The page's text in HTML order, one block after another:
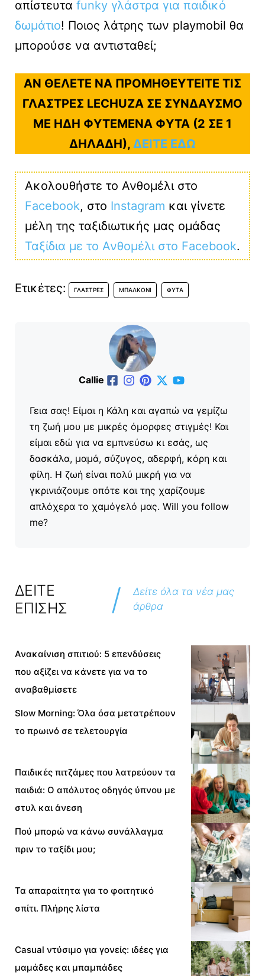
απίστευτα funky γλάστρα για παιδικό
δωμάτιο! Ποιος λάτρης των playmobil θα
μπορούσε να αντισταθεί;
ΑΝ ΘΕΛΕΤΕ ΝΑ ΠΡΟΜΗΘΕΥΤΕΙΤΕ ΤΙΣ
ΓΛΑΣΤΡΕΣ LECHUZA ΣΕ ΣΥΝΔΑΥΣΜΟ
ΜΕ ΗΔΗ ΦΥΤΕΜΕΝΑ ΦΥΤΑ (2 ΣΕ 1
ΔΗΛΑΔΗ), ΔΕΙΤΕ ΕΔΩ
Ακολουθήστε το Ανθομέλι στο
Facebook, στο Instagram και γίνετε
μέλη της ταξιδιωτικής μας ομάδας
Ταξίδια με το Ανθομέλι στο Facebook.
Ετικέτες: ΓΛΆΣΤΡΕΣ ΜΠΑΛΚΌΝΙ ΦΥΤΆ
Callie
Γεια σας! Είμαι η Κάλη και αγαπώ να γεμίζω
τη ζωή μου με μικρές όμορφες στιγμές! Και
είμαι εδώ για να εμπνεύσω κι εσάς, ως
δασκάλα, μαμά, σύζυγος, αδερφή, κόρη και
φίλη. Η ζωή είναι πολύ μικρή για να
γκρινιάζουμε οπότε και της χαρίζουμε
απλόχερα το χαμόγελό μας. Will you follow
me?
ΔΕΙΤΕ
ΕΠΙΣΗΣ
/
Δείτε όλα τα νέα μας
άρθρα
Ανακαίνιση σπιτιού: 5 επενδύσεις
που αξίζει να κάνετε για να το
αναβαθμίσετε
Slow Morning: Όλα όσα μετατρέπουν
το πρωινό σε τελετουργία
Παιδικές πιτζάμες που λατρεύουν τα
παιδιά: Ο απόλυτος οδηγός ύπνου με
στυλ και άνεση
Πού μπορώ να κάνω συνάλλαγμα
πριν το ταξίδι μου;
Τα απαραίτητα για το φοιτητικό
σπίτι. Πλήρης λίστα
Casual ντύσιμο για γονείς: ιδέες για
μαμάδες και μπαμπάδες